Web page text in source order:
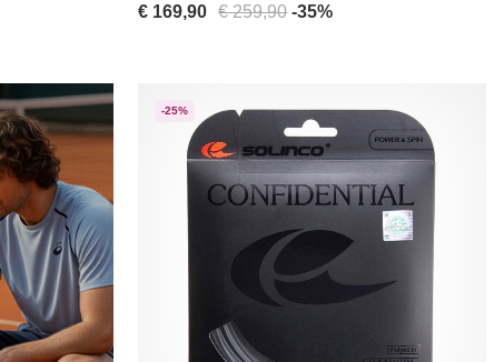
€ 169,90
€ 259,90 -35%
-25%